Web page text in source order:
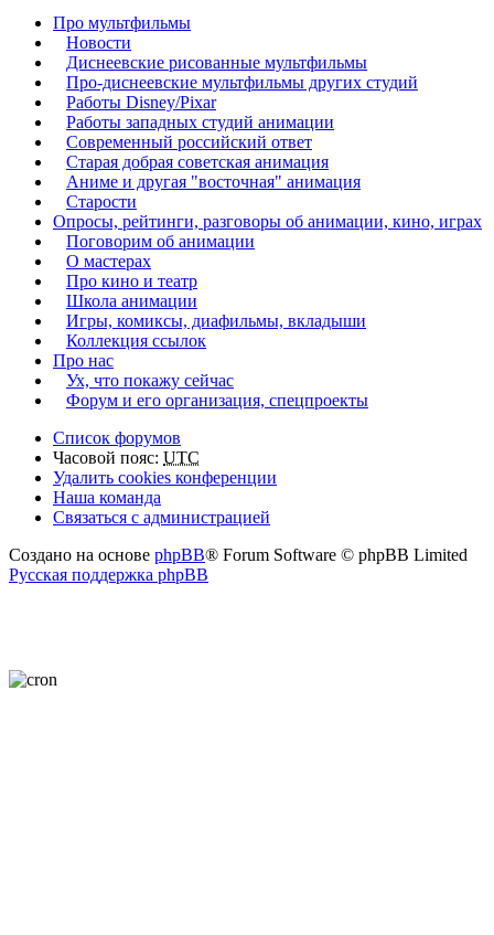
Про мультфильмы
Новости
Диснеевские рисованные мультфильмы
Про-диснеевские мультфильмы других студий
Работы Disney/Pixar
Работы западных студий анимации
Современный российский ответ
Старая добрая советская анимация
Аниме и другая "восточная" анимация
Старости
Опросы, рейтинги, разговоры об анимации, кино, играх
Поговорим об анимации
О мастерах
Про кино и театр
Школа анимации
Игры, комиксы, диафильмы, вкладыши
Коллекция ссылок
Про нас
Ух, что покажу сейчас
Форум и его организация, спецпроекты
Список форумов
Часовой пояс: UTC
Удалить cookies конференции
Наша команда
Связаться с администрацией
Создано на основе phpBB® Forum Software © phpBB Limited
Русская поддержка phpBB